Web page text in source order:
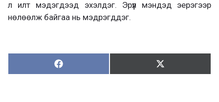
л илт мэдэгдээд эхэлдэг. Эрүүл мэндэд эерэгээр
нөлөөлж байгаа нь мэдрэгддэг.
Хуваалцах:
Х
у
Түгээх:
Т